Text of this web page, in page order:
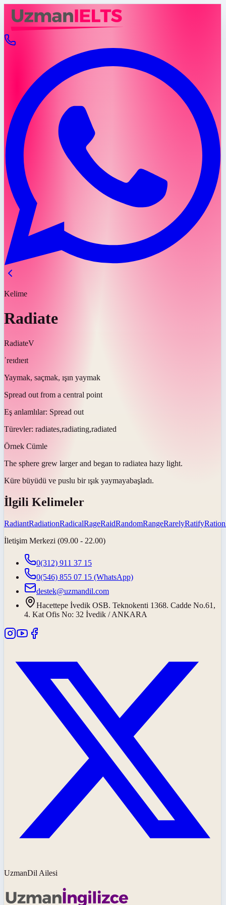
Kelime
Radiate
RadiateV
ˈreɪdɪeɪt
Yaymak, saçmak, ışın yaymak
Spread out from a central point
Eş anlamlılar: Spread out
Türevler: radiates,radiating,radiated
Örnek Cümle
The sphere grew larger and began to radiatea hazy light.
Küre büyüdü ve puslu bir ışık yaymayabaşladı.
İlgili Kelimeler
RadiantRadiationRadicalRageRaidRandomRangeRarelyRatifyRation
İletişim Merkezi (09.00 - 22.00)
0(312) 911 37 15
0(546) 855 07 15 (WhatsApp)
destek@uzmandil.com
Hacettepe İvedik OSB. Teknokenti 1368. Cadde No.61,
4. Kat Ofis No: 32 İvedik / ANKARA
UzmanDil Ailesi